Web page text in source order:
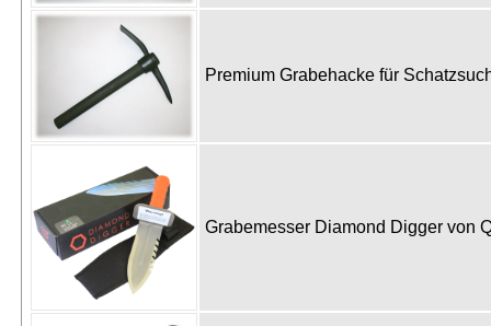
Premium Grabehacke für
Grabemesser Diamond Digger von